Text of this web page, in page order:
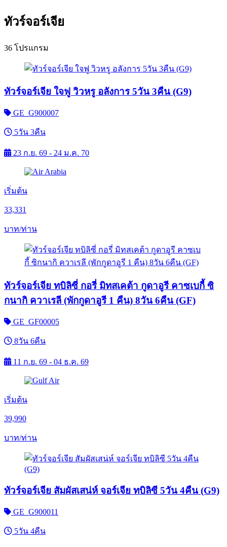
ทัวร์จอร์เจีย
36 โปรแกรม
ทัวร์จอร์เจีย ใจฟู วิวหรู อลังการ 5วัน 3คืน (G9)
GE_G900007
5วัน 3คืน
23 ก.ย. 69 - 24 ม.ค. 70
เริ่มต้น
33,331
บาท/ท่าน
ทัวร์จอร์เจีย ทบิลิซี่ กอรี่ มิทสเคต้า กูดาอูรี คาซเบกี้ ซิ
กนากิ ควาเรลี (พักกูดาอูรี 1 คืน) 8วัน 6คืน (GF)
GE_GF00005
8วัน 6คืน
11 ก.ย. 69 - 04 ธ.ค. 69
เริ่มต้น
39,990
บาท/ท่าน
ทัวร์จอร์เจีย สัมผัสเสน่ห์ จอร์เจีย ทบิลิซี 5วัน 4คืน (G9)
GE_G900011
5วัน 4คืน